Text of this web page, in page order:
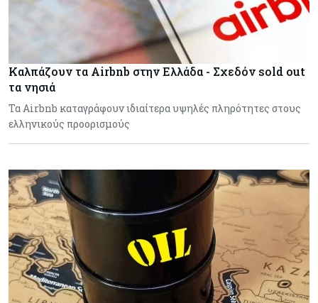
Καλπάζουν τα Airbnb στην Ελλάδα - Σχεδόν sold out
τα νησιά
Τα Airbnb καταγράφουν ιδιαίτερα υψηλές πληρότητες στους
ελληνικούς προορισμούς